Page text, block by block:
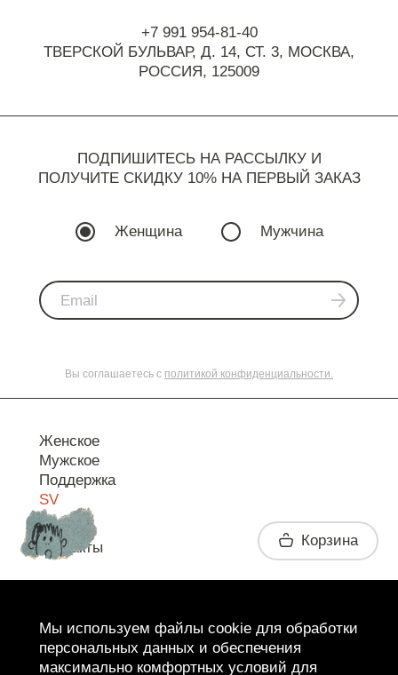
+7 991 954-81-40
ТВЕРСКОЙ БУЛЬВАР, Д. 14, СТ. 3, МОСКВА,
РОССИЯ, 125009
ПОДПИШИТЕСЬ НА РАССЫЛКУ И
ПОЛУЧИТЕ СКИДКУ 10% НА ПЕРВЫЙ ЗАКАЗ
Женщина Мужчина
Вы соглашаетесь с политикой конфиденциальности.
Женское
Мужское
Поддержка
SV
Контакты Корзина
Мы используем файлы cookie для обработки
персональных данных и обеспечения
максимально комфортных условий для